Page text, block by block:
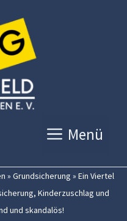
Menü
» Grundsicherung » Ein Viertel
Kinderzuschlag und
und skandalös!